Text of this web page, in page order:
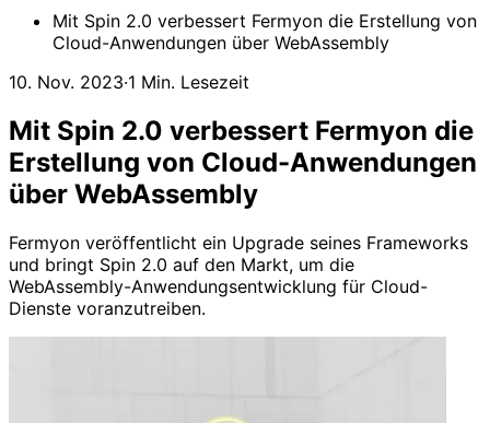
Mit Spin 2.0 verbessert Fermyon die Erstellung von
Cloud-Anwendungen über WebAssembly
10. Nov. 2023·1 Min. Lesezeit
Mit Spin 2.0 verbessert Fermyon die
Erstellung von Cloud-Anwendungen
über WebAssembly
Fermyon veröffentlicht ein Upgrade seines Frameworks
und bringt Spin 2.0 auf den Markt, um die
WebAssembly-Anwendungsentwicklung für Cloud-
Dienste voranzutreiben.